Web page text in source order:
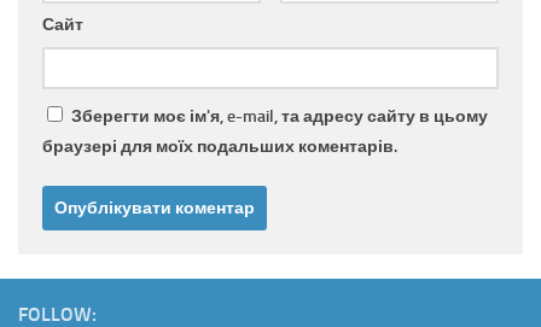
Сайт
Зберегти моє ім'я, e-mail, та адресу сайту в цьому
браузері для моїх подальших коментарів.
FOLLOW: